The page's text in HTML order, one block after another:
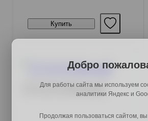
Купить
СТ-215 белый
Добро
Для работы сайта мы используем
аналитики Яндекс и
Продолжая пользоваться сайтом,